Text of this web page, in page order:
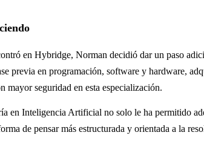
en Hybridge, Norman decidió dar un paso
previa en programación, software y hardware,
mayor seguridad en esta especialización.
en Inteligencia Artificial no solo le ha permitido
de pensar más estructurada y orientada a la